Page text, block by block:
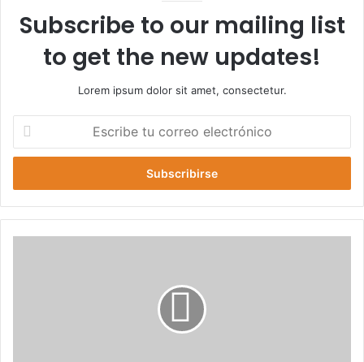
Subscribe to our mailing list
to get the new updates!
Lorem ipsum dolor sit amet, consectetur.
correo